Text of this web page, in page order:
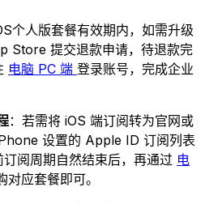
个人版套餐有效期内，如需升级
Store 提交退款申请，待退款完
电脑 PC 端 登录账号，完成企业
：若需将 iOS 端订阅转为官网或
设置的 Apple ID 订阅列表
阅周期自然结束后，再通过 电
应套餐即可。